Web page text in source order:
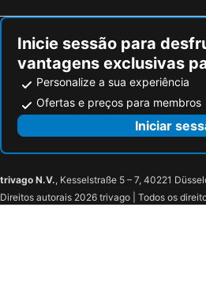
Inicie sessão para
vantagens exclusivas
Personalize a sua experiência
Ofertas e preços para membros
Iniciar
trivago N.V., Kesselstraße 5 – 7, 40221
Direitos autorais 2026 trivago | Todos os